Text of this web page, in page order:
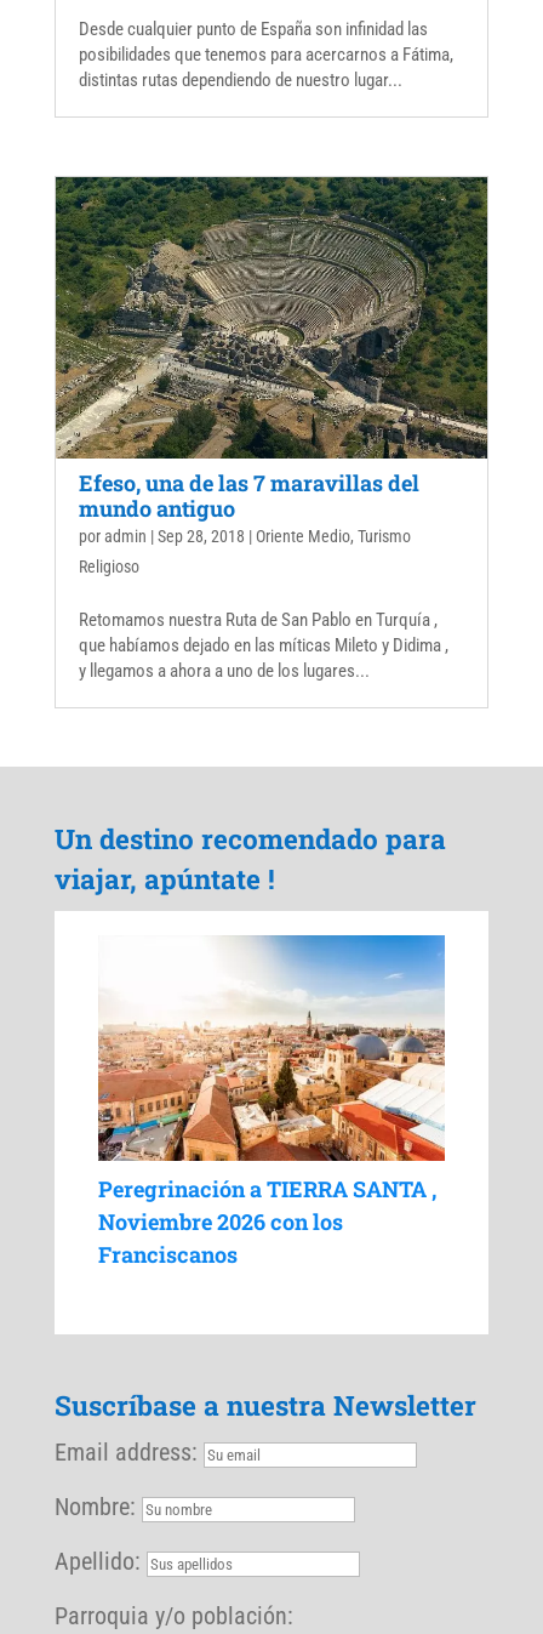
Desde cualquier punto de España son infinidad las
posibilidades que tenemos para acercarnos a Fátima,
distintas rutas dependiendo de nuestro lugar...
Efeso, una de las 7 maravillas del
mundo antiguo
poradmin |Sep 28, 2018 | Oriente Medio, Turismo
Religioso
Retomamos nuestra Ruta de San Pablo en Turquía ,
que habíamos dejado en las míticas Mileto y Didima ,
y llegamos a ahora a uno de los lugares...
Un destino recomendado para
viajar, apúntate !
Peregrinación a TIERRA SANTA ,
Noviembre 2026 con los
Franciscanos
Suscríbase a nuestra Newsletter
Email address:
Nombre:
Apellido:
Parroquia y/o población: